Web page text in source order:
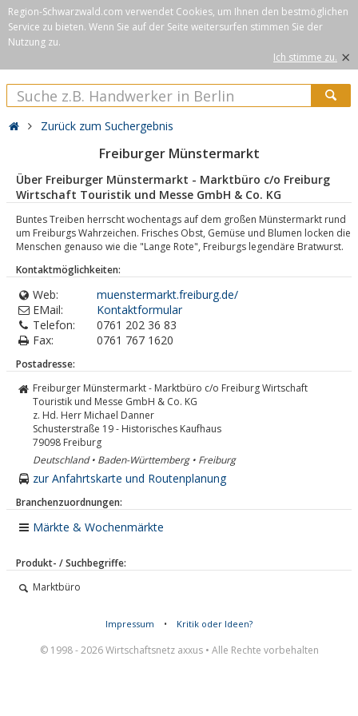
Region-Schwarzwald.com verwendet Cookies, um Ihnen den bestmöglichen
Service zu bieten. Wenn Sie auf der Seite weitersurfen stimmen Sie der
Nutzung zu.
Ich stimme zu. ×
Zurück zum Suchergebnis
Freiburger Münstermarkt
Über Freiburger Münstermarkt - Marktbüro c/o Freiburg
Wirtschaft Touristik und Messe GmbH & Co. KG
Buntes Treiben herrscht wochentags auf dem großen Münstermarkt rund
um Freiburgs Wahrzeichen. Frisches Obst, Gemüse und Blumen locken die
Menschen genauso wie die "Lange Rote", Freiburgs legendäre Bratwurst.
Kontaktmöglichkeiten:
Web:
muenstermarkt.freiburg.de/
EMail:
Kontaktformular
Telefon:
0761 202 36 83
Fax:
0761 767 1620
Postadresse:
Freiburger Münstermarkt - Marktbüro c/o Freiburg Wirtschaft
Touristik und Messe GmbH & Co. KG
z. Hd. Herr Michael Danner
Schusterstraße 19 - Historisches Kaufhaus
79098 Freiburg
Deutschland • Baden-Württemberg • Freiburg
zur Anfahrtskarte und Routenplanung
Branchenzuordnungen:
Märkte & Wochenmärkte
Produkt- / Suchbegriffe:
Marktbüro
Impressum • Kritik oder Ideen?
© 1998 - 2026 Wirtschaftsnetz axxus • Alle Rechte vorbehalten